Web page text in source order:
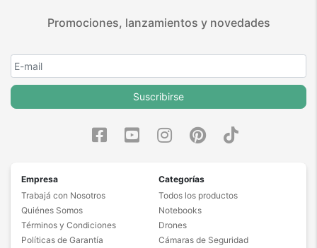
Promociones, lanzamientos y novedades
Suscribirse
Empresa
Trabajá con Nosotros
Quiénes Somos
Términos y Condiciones
Políticas de Garantía
Categorías
Todos los productos
Notebooks
Drones
Cámaras de Seguridad